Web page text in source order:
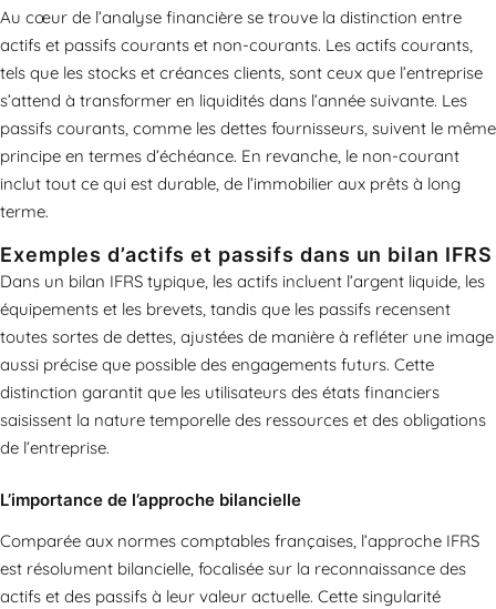
Au cœur de l’analyse financière se trouve la distinction entre
actifs et passifs courants et non-courants. Les actifs courants,
tels que les stocks et créances clients, sont ceux que l’entreprise
s’attend à transformer en liquidités dans l’année suivante. Les
passifs courants, comme les dettes fournisseurs, suivent le même
principe en termes d’échéance. En revanche, le non-courant
inclut tout ce qui est durable, de l’immobilier aux prêts à long
terme.
Exemples d’actifs et passifs dans un bilan IFRS
Dans un bilan IFRS typique, les actifs incluent l’argent liquide, les
équipements et les brevets, tandis que les passifs recensent
toutes sortes de dettes, ajustées de manière à refléter une image
aussi précise que possible des engagements futurs. Cette
distinction garantit que les utilisateurs des états financiers
saisissent la nature temporelle des ressources et des obligations
de l’entreprise.
L’importance de l’approche bilancielle
Comparée aux normes comptables françaises, l’approche IFRS
est résolument bilancielle, focalisée sur la reconnaissance des
actifs et des passifs à leur valeur actuelle. Cette singularité